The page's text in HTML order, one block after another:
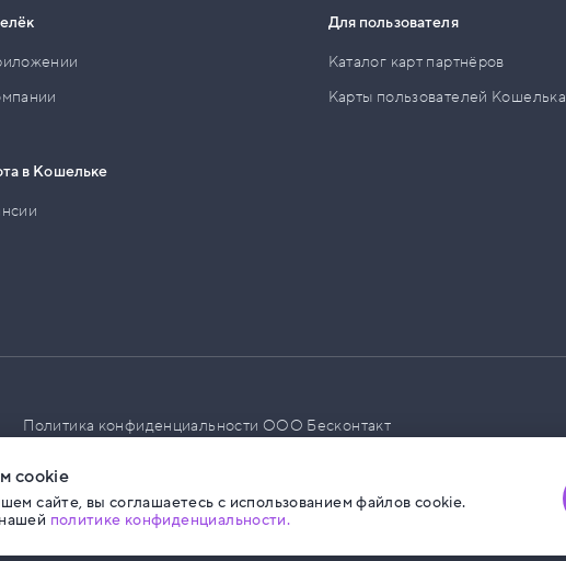
в Кошельке
Для пользователя
Каталог карт партнёров
Карты пользователей Кошелька
Политика конфиденциальности ООО Бесконтакт
cookie
сайте, вы соглашаетесь с использованием файлов cookie.
политике конфиденциальности.